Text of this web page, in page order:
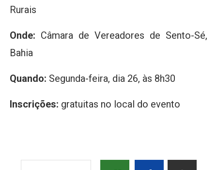
Rurais
Onde: Câmara de Vereadores de Sento-Sé,
Bahia
Quando: Segunda-feira, dia 26, às 8h30
Inscrições: gratuitas no local do evento